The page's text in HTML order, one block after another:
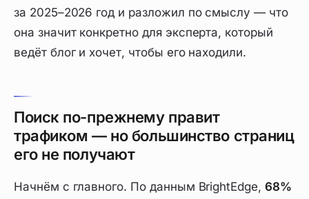
за 2025–2026 год и разложил по смыслу — что
она значит конкретно для эксперта, который
ведёт блог и хочет, чтобы его находили.
Поиск по-прежнему правит
трафиком — но большинство страниц
его не получают
Начнём с главного. По данным BrightEdge, 68%